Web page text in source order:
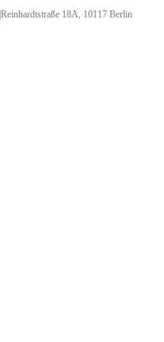
Reinhardtstraße 18A, 10117 Berlin